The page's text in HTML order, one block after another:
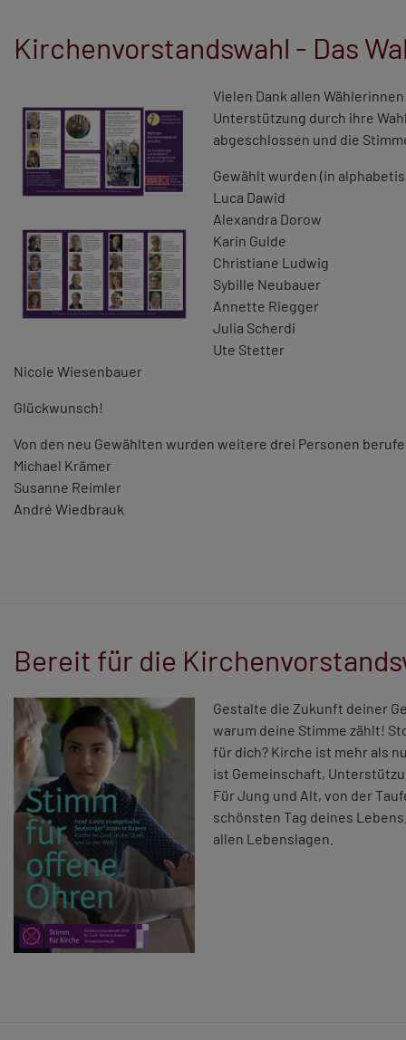
Kirchenvorstandswahl - Das
Vielen Dank allen
Unterstützung durch ihre
abgeschlossen und die
Gewählt wurden (in
Luca Dawid
Alexandra Dorow
Karin Gulde
Christiane Ludwig
Sybille Neubauer
Annette Riegger
Julia Scherdi
Ute Stetter
Nicole Wiesenbauer
Glückwunsch!
Von den neu Gewählten wurden weitere drei Personen
Michael Krämer
Susanne Reimler
André Wiedbrauk
Bereit für die
Gestalte die Zukunft deiner
warum deine Stimme zählt!
für dich? Kirche ist mehr als
ist Gemeinschaft,
Für Jung und Alt, von der
schönsten Tag deines
allen Lebenslagen.